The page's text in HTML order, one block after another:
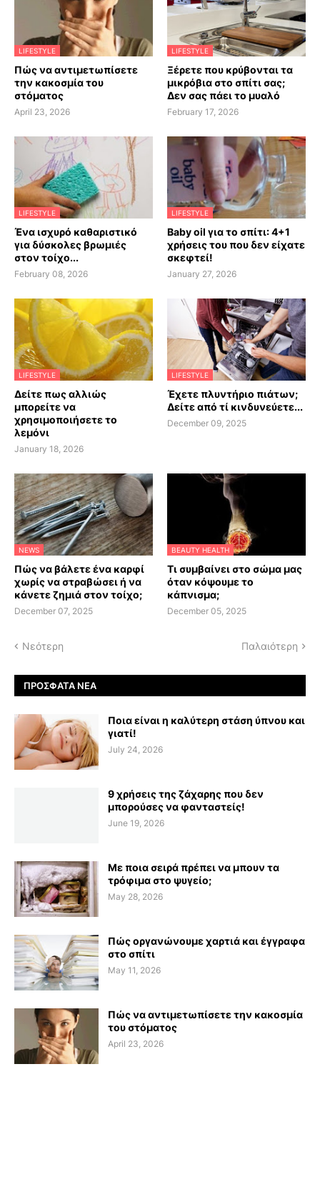
LIFESTYLE
Πώς να αντιμετωπίσετε
την κακοσμία του
στόματος
April 23, 2026
LIFESTYLE
Ξέρετε που κρύβονται τα
μικρόβια στο σπίτι σας;
Δεν σας πάει το μυαλό
February 17, 2026
LIFESTYLE
Ένα ισχυρό καθαριστικό
για δύσκολες βρωμιές
στον τοίχο...
February 08, 2026
LIFESTYLE
Baby oil για το σπίτι: 4+1
χρήσεις του που δεν είχατε
σκεφτεί!
January 27, 2026
LIFESTYLE
Δείτε πως αλλιώς
μπορείτε να
χρησιμοποιήσετε το
λεμόνι
January 18, 2026
LIFESTYLE
Έχετε πλυντήριο πιάτων;
Δείτε από τί κινδυνεύετε...
December 09, 2025
NEWS
Πώς να βάλετε ένα καρφί
χωρίς να στραβώσει ή να
κάνετε ζημιά στον τοίχο;
December 07, 2025
BEAUTY HEALTH
Τι συμβαίνει στο σώμα μας
όταν κόψουμε το
κάπνισμα;
December 05, 2025
Νεότερη Παλαιότερη
ΠΡΌΣΦΑΤΑ ΝΈΑ
Ποια είναι η καλύτερη στάση ύπνου και
γιατί!
July 24, 2026
9 χρήσεις της ζάχαρης που δεν
μπορούσες να φανταστείς!
June 19, 2026
Με ποια σειρά πρέπει να μπουν τα
τρόφιμα στο ψυγείο;
May 28, 2026
Πώς οργανώνουμε χαρτιά και έγγραφα
στο σπίτι
May 11, 2026
Πώς να αντιμετωπίσετε την κακοσμία
του στόματος
April 23, 2026